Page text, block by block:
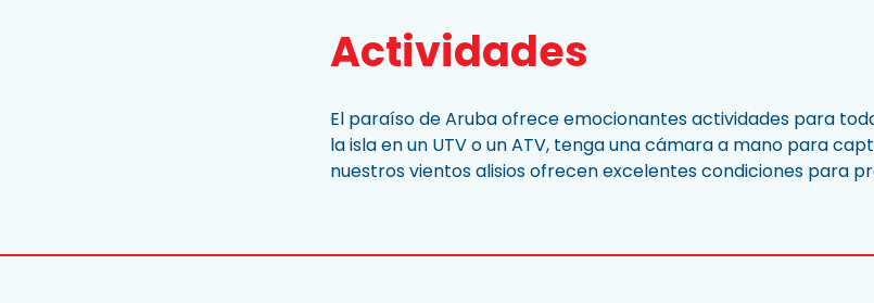
Actividades
El paraíso de Aruba ofrece emocionantes actividades para
la isla en un UTV o un ATV, tenga una cámara a mano para
nuestros vientos alisios ofrecen excelentes condiciones para